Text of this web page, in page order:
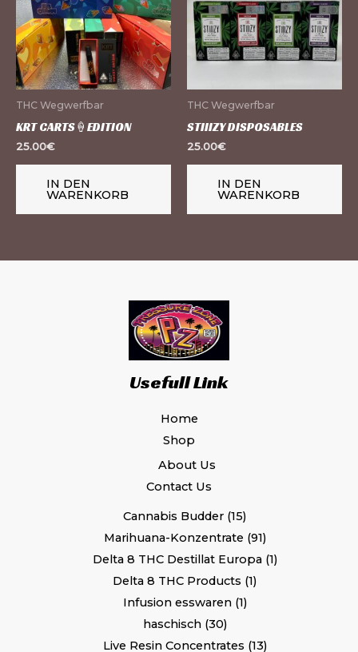
THC Wegwerfbar
KRT CARTS🍦EDITION
25.00€
IN DEN
WARENKORB
THC Wegwerfbar
STIIIZY DISPOSABLES
25.00€
IN DEN
WARENKORB
Usefull Link
Home
Shop
About Us
Contact Us
Cannabis Budder 15
Marihuana-Konzentrate 91
Delta 8 THC Destillat Europa 1
Delta 8 THC Products 1
Infusion esswaren 1
haschisch 30
Live Resin Concentrates 13